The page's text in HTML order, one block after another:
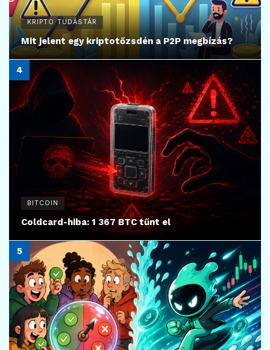
KRIPTO TUDÁSTÁR
Mit jelent egy kriptotőzsdén a P2P megbízás?
BITCOIN
Coldcard-hiba: 1 367 BTC tűnt el